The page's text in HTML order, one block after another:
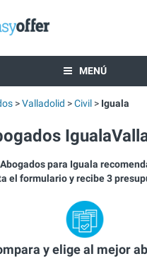
MENÚ
Valladolid Civil Iguala
para Iguala
el formulario y recibe 3
y elige al mejor